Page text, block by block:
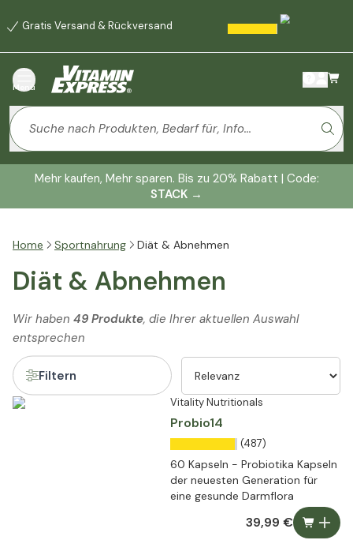
Gratis Versand & Rückversand
Menü
Mehr kaufen, Mehr sparen. Bis zu 20% Rabatt | Code:
STACK →
Home Sportnahrung Diät & Abnehmen
Diät & Abnehmen
Wir haben 49 Produkte, die Ihrer aktuellen Auswahl
entsprechen
Filtern
Vitality Nutritionals
Probio14
(487)
60 Kapseln - Probiotika Kapseln
der neuesten Generation für
eine gesunde Darmflora
39,99 €